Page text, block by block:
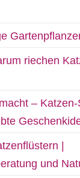
riechen
–
|
und